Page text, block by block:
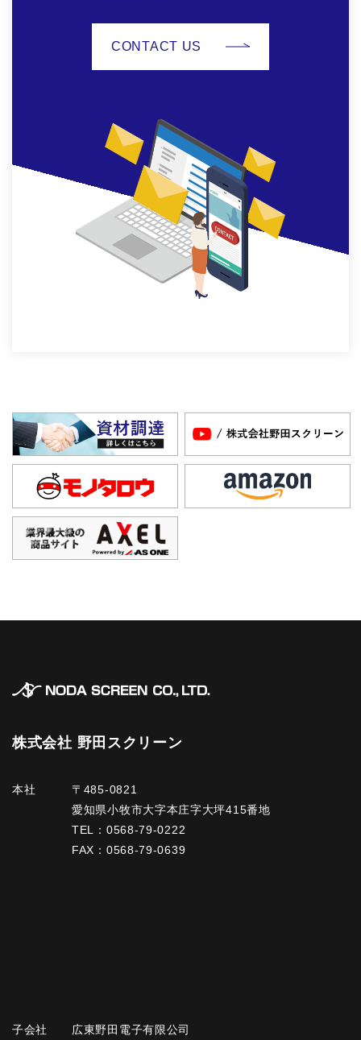
CONTACT US
株式会社 野田スクリーン
本社
〒485-0821
愛知県小牧市大字本庄字大坪415番地
TEL： 0568-79-0222
FAX：0568-79-0639
子会社 広東野田電子有限公司